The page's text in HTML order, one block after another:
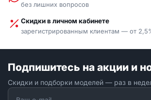
без лишних вопросов
Скидки в личном кабинете
зарегистрированным клиентам — от
Подпишитесь на акции и
Скидки и подборки моделей — раз в